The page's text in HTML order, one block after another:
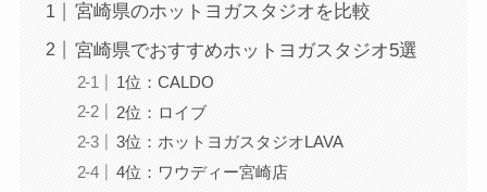
宮崎県のホットヨガスタジオを比較
宮崎県でおすすめホットヨガスタジオ5選
1位：CALDO
2位：ロイブ
3位：ホットヨガスタジオLAVA
4位：ワウディー宮崎店